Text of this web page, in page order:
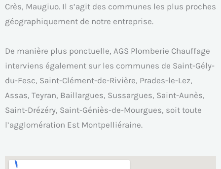
Crès, Maugiuo. Il s’agit des communes les plus proches
géographiquement de notre entreprise.
De manière plus ponctuelle, AGS Plomberie Chauffage
interviens également sur les communes de Saint-Gély-
du-Fesc, Saint-Clément-de-Rivière, Prades-le-Lez,
Assas, Teyran, Baillargues, Sussargues, Saint-Aunès,
Saint-Drézéry, Saint-Géniès-de-Mourgues, soit toute
l’agglomération Est Montpelliéraine.